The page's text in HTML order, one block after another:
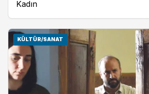
Kadın
KÜLTÜR/SANAT